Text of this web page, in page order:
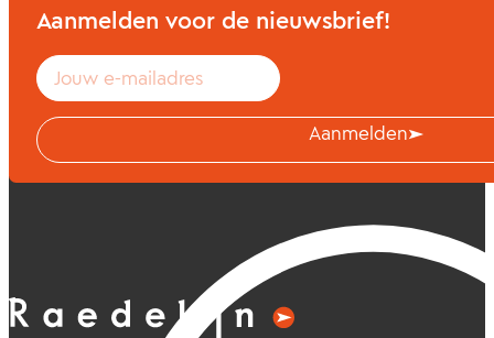
Aanmelden voor de nieuwsbrief!
Aanmelden